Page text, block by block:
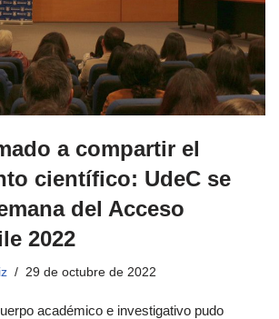
a compartir el
científico: UdeC se
del Acceso
2022
29 de octubre de 2022
académico e investigativo pudo